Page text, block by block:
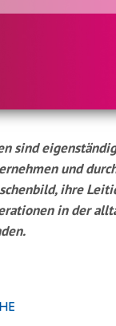
sind
und
ihre
in der